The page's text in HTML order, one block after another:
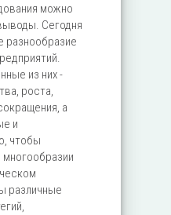
можно
Сегодня
разнообразие
из них -
роста,
а
и
чтобы
различные